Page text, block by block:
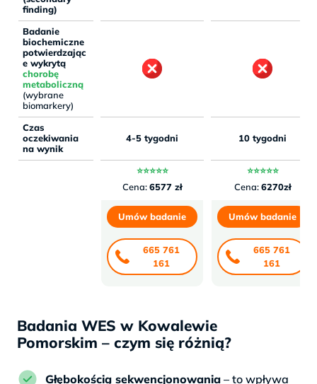
finding)
Badanie
biochemiczne
potwierdzając
e wykrytą
chorobę
metaboliczną
(wybrane
biomarkery)
Czas
oczekiwania
na wynik
4-5 tygodni 10 tygodni
⭐⭐⭐⭐⭐
Cena:6577 zł
⭐⭐⭐⭐⭐
Cena:6270zł
Umów badanie
665 761
161
Umów badanie
665 761
161
Badania WES w Kowalewie
Pomorskim – czym się różnią?
Głębokością sekwencjonowania – to wpływa